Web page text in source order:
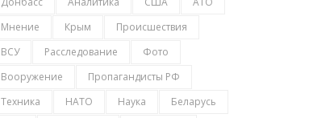
Мнение
Крым
Происшествия
ВСУ
Расследование
Фото
Вооружение
Пропагандисты РФ
Техника
НАТО Наука
Беларусь